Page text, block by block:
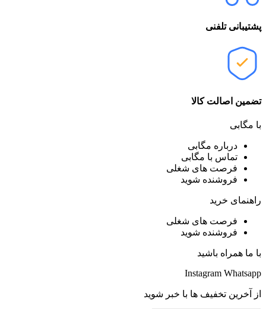
پشتیبانی تلفنی
تضمین اصالت کالا
با مگابی
درباره مگابی
تماس با مگابی
فرصت های شغلی
فروشنده شوید
راهنمای خرید
فرصت های شغلی
فروشنده شوید
با ما همراه باشید
Instagram Whatsapp
از آخرین تخفیف ها با خبر شوید